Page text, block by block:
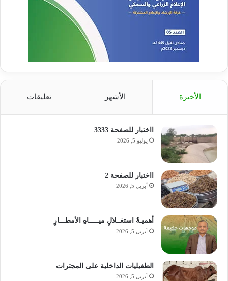
الأخيرة الأشهر تعليقات
ااختبار للصفحة 3333
يوليو 5, 2026
ااختبار للصفحة 2
أبريل 5, 2026
أهميـةُ استغــلالِ ميـــــاهِ الأمطـــارِ
أبريل 5, 2026
الطفيليات الداخلية على المجترات
أبريل 5, 2026